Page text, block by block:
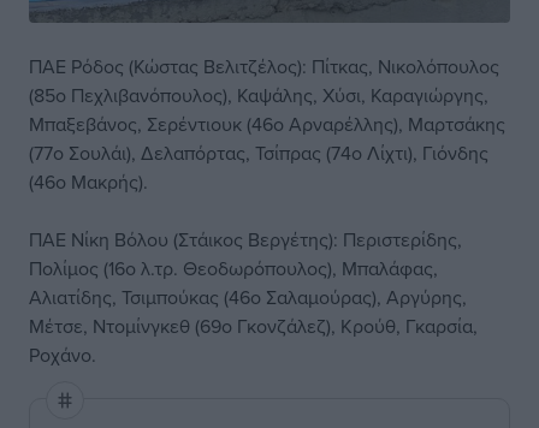
ΠΑΕ Ρόδος (Κώστας Βελιτζέλος): Πίτκας, Νικολόπουλος
(85ο Πεχλιβανόπουλος), Καψάλης, Χύσι, Καραγιώργης,
Μπαξεβάνος, Σερέντιουκ (46ο Αρναρέλλης), Μαρτσάκης
(77ο Σουλάι), Δελαπόρτας, Τσίπρας (74ο Λίχτι), Γιόνδης
(46ο Μακρής).
ΠΑΕ Νίκη Βόλου (Στάικος Βεργέτης): Περιστερίδης,
Πολίμος (16ο λ.τρ. Θεοδωρόπουλος), Μπαλάφας,
Αλιατίδης, Τσιμπούκας (46ο Σαλαμούρας), Αργύρης,
Μέτσε, Ντομίνγκεθ (69ο Γκονζάλεζ), Κρούθ, Γκαρσία,
Ροχάνο.